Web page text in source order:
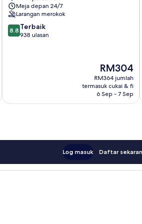
Talgarth
Road
Hammersmith
dan
Meja depan 24/7
Larangan merokok
8.8
daripada
8.8 Terbaik
938 ulasan
Harga
ialah
RM304
RM304
RM364 jumlah
termasuk cukai & fi
6 Sep - 7 Sep
Log masuk Daftar